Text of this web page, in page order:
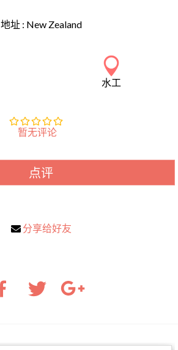
地址 : New Zealand
水工
暂无评论
点评
分享给好友